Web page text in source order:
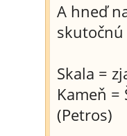
A hneď
Skala =
Kameň =
(Petros)